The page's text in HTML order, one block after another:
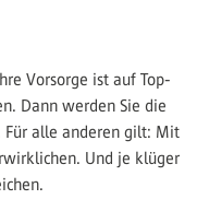
Vorsorge ist auf Top-
Dann werden Sie die
Für alle anderen gilt: Mit
Und je klüger